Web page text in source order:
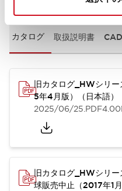
カタログ 取扱説明書 CAD
旧カタログ_HWシリ
5年4月版）（日本語）
2025/06/25.PDF
旧カタログ_HWシリ
球販売中止（2017年1月